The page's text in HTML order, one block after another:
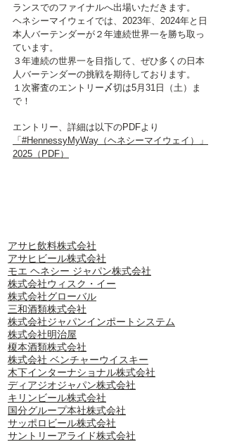
ランスでのファイナルへ出場いただきます。
ヘネシーマイウェイでは、2023年、2024年と日
本人バーテンダーが２年連続世界一を勝ち取っ
ています。
３年連続の世界一を目指して、ぜひ多くの日本
人バーテンダーの挑戦を期待しております。
１次審査のエントリー〆切は5月31日（土）ま
で！
エントリー、詳細は以下のPDFより
「#HennessyMyWay（ヘネシーマイウェイ）」
2025（PDF）
アサヒ飲料株式会社
アサヒビール株式会社
モエ ヘネシー ジャパン株式会社
株式会社ウィスク・イー
株式会社グローバル
三和酒類株式会社
株式会社ジャパンインポートシステム
株式会社明治屋
榎本酒類株式会社
株式会社 ベンチャーウイスキー
木下インターナショナル株式会社
ディアジオジャパン株式会社
キリンビール株式会社
国分グループ本社株式会社
サッポロビール株式会社
サントリーアライド株式会社